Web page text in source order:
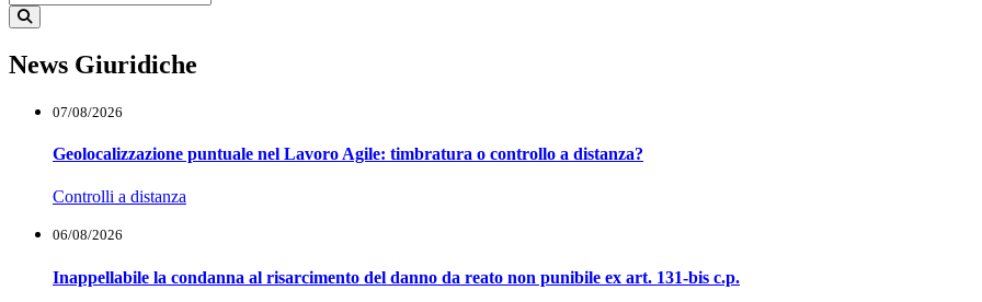
News Giuridiche
07/08/2026
Geolocalizzazione puntuale nel Lavoro Agile: timbratura o controllo a distanza?
Controlli a distanza
06/08/2026
Inappellabile la condanna al risarcimento del danno da reato non punibile ex art. 131-bis c.p.